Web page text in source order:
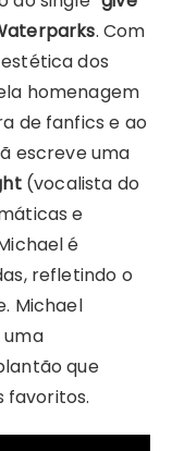
. Com
dos
homenagem
de fanfics e ao
escreve uma
(vocalista do
e
é
refletindo o
Michael
que
favoritos.